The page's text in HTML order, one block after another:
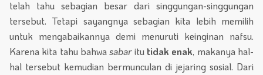
telah tahu sebagian besar dari singgungan-singgungan
tersebut. Tetapi sayangnya sebagian kita lebih memilih
untuk mengabaikannya demi menuruti keinginan nafsu.
Karena kita tahu bahwasabaritutidak enak, makanya hal-
hal tersebut kemudian bermunculan di jejaring sosial. Dari